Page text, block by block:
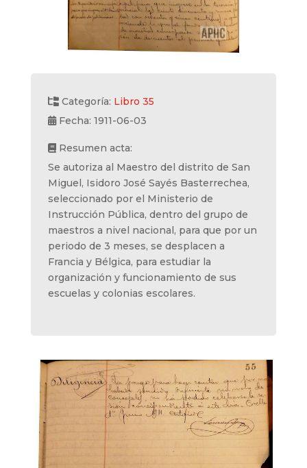
Categoría: Libro 35
Fecha: 1911-06-03
Resumen acta:
Se autoriza al Maestro del distrito de San
Miguel, Isidoro José Sayés Basterrechea,
seleccionado por el Ministerio de
Instrucción Pública, dentro del grupo de
maestros a nivel nacional, para que por un
periodo de 3 meses, se desplacen a
Francia y Bélgica, para estudiar la
organización y funcionamiento de sus
escuelas y colonias escolares.